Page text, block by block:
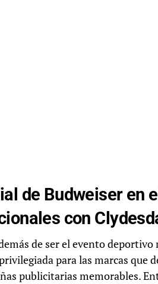
de Budweiser en
con
de ser el evento
para las marcas que
publicitarias memorables.